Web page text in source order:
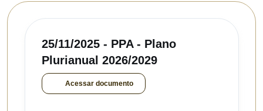
25/11/2025 - PPA - Plano
Plurianual 2026/2029
Acessar documento